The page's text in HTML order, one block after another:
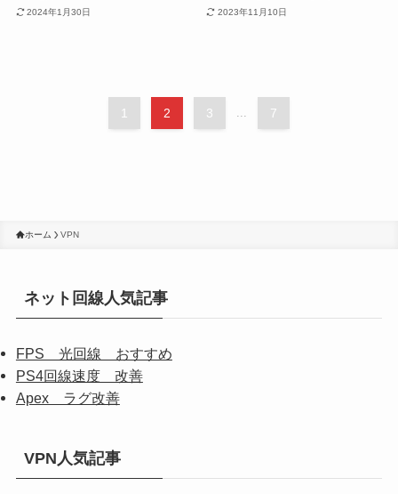
2024年1月30日 2023年11月10日
1 2 3 ... 7
ホーム VPN
ネット回線人気記事
FPS 光回線 おすすめ
PS4回線速度 改善
Apex ラグ改善
VPN人気記事